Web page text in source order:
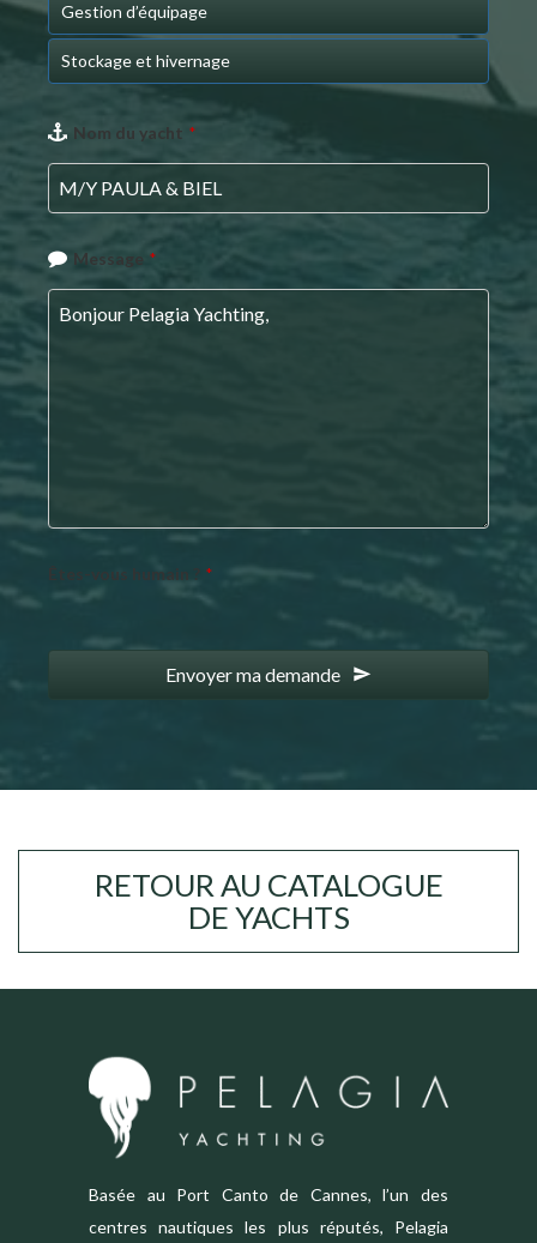
Gestion d’équipage
Stockage et hivernage
Nom du yacht *
Message *
Company
Name
Êtes-vous humain ? *
Envoyer ma demande
RETOUR AU CATALOGUE
DE YACHTS
Basée au Port Canto de Cannes, l’un des
centres nautiques les plus réputés, Pelagia